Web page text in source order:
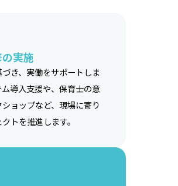
実施
き、実働をサポートしま
導入支援や、保育士の意
ョップなど、現場に寄り
トを推進します。